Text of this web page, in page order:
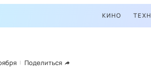
КИНО
Поделиться